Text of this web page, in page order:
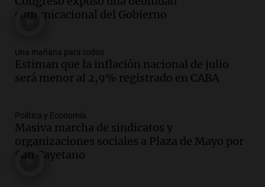
Una mañana para todos
Audio.Mateo, a los 25 años, lucha
contra el tiempo: necesita un trasplante
para poder seguir viviend
Episodios
Audio.Estiman que la inflación nacional
de julio será menor al 2,9% registrado
en CABA
comunicacional del Gobierno
Una mañana para todos
Estiman que la inflación nacional de julio
será menor al 2,9% registrado en CABA
Política y Economía
Masiva marcha de sindicatos y
organizaciones sociales a Plaza de Mayo por
San Cayetano